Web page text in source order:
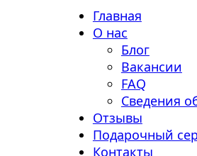
Главная
О нас
Блог
Вакансии
FAQ
Сведения
Отзывы
Подарочный
Контакты